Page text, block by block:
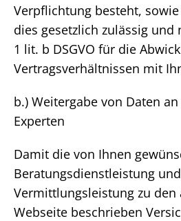
Verpflichtung besteht, sowie
dies gesetzlich zulässig und
1 lit. b DSGVO für die
Vertragsverhältnissen mit
b.) Weitergabe von Daten
Experten
Damit die von Ihnen
Beratungsdienstleistung
Vermittlungsleistung zu den
Webseite beschrieben